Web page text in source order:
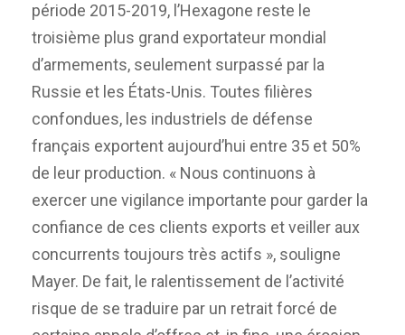
période 2015-2019, l’Hexagone reste le
troisième plus grand exportateur mondial
d’armements, seulement surpassé par la
Russie et les États-Unis. Toutes filières
confondues, les industriels de défense
français exportent aujourd’hui entre 35 et 50%
de leur production. « Nous continuons à
exercer une vigilance importante pour garder la
confiance de ces clients exports et veiller aux
concurrents toujours très actifs », souligne
Mayer. De fait, le ralentissement de l’activité
risque de se traduire par un retrait forcé de